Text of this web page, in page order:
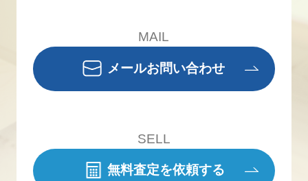
MAIL
メールお問い合わせ
SELL
無料査定を依頼する